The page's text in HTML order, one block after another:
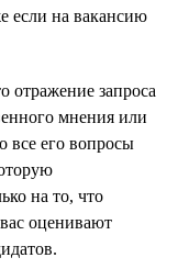
если на вакансию
запроса
мнения или
все его вопросы
на то, что
оценивают